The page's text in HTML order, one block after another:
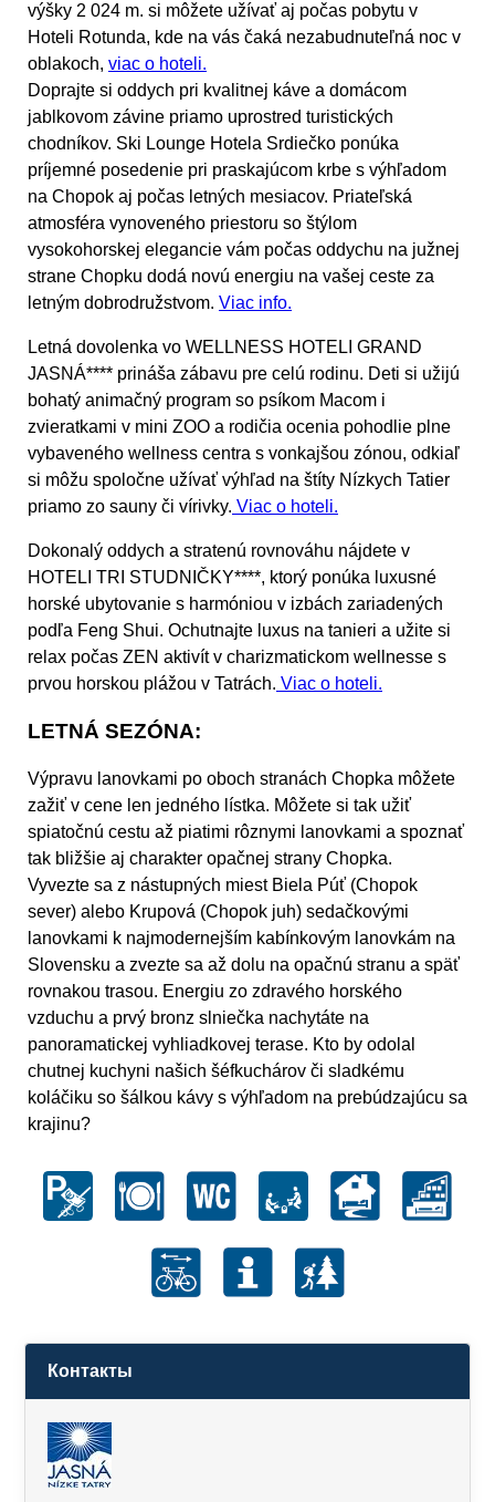
výšky 2 024 m. si môžete užívať aj počas pobytu v
Hoteli Rotunda, kde na vás čaká nezabudnuteľná noc v
oblakoch, viac o hoteli.
Doprajte si oddych pri kvalitnej káve a domácom
jablkovom závine priamo uprostred turistických
chodníkov. Ski Lounge Hotela Srdiečko ponúka
príjemné posedenie pri praskajúcom krbe s výhľadom
na Chopok aj počas letných mesiacov. Priateľská
atmosféra vynoveného priestoru so štýlom
vysokohorskej elegancie vám počas oddychu na južnej
strane Chopku dodá novú energiu na vašej ceste za
letným dobrodružstvom. Viac info.
Letná dovolenka vo WELLNESS HOTELI GRAND
JASNÁ**** prináša zábavu pre celú rodinu. Deti si užijú
bohatý animačný program so psíkom Macom i
zvieratkami v mini ZOO a rodičia ocenia pohodlie plne
vybaveného wellness centra s vonkajšou zónou, odkiaľ
si môžu spoločne užívať výhľad na štíty Nízkych Tatier
priamo zo sauny či vírivky. Viac o hoteli.
Dokonalý oddych a stratenú rovnováhu nájdete v
HOTELI TRI STUDNIČKY****, ktorý ponúka luxusné
horské ubytovanie s harmóniou v izbách zariadených
podľa Feng Shui. Ochutnajte luxus na tanieri a užite si
relax počas ZEN aktivít v charizmatickom wellnesse s
prvou horskou plážou v Tatrách. Viac o hoteli.
LETNÁ SEZÓNA:
Výpravu lanovkami po oboch stranách Chopka môžete
zažiť v cene len jedného lístka. Môžete si tak užiť
spiatočnú cestu až piatimi rôznymi lanovkami a spoznať
tak bližšie aj charakter opačnej strany Chopka.
Vyvezte sa z nástupných miest Biela Púť (Chopok
sever) alebo Krupová (Chopok juh) sedačkovými
lanovkami k najmodernejším kabínkovým lanovkám na
Slovensku a zvezte sa až dolu na opačnú stranu a späť
rovnakou trasou. Energiu zo zdravého horského
vzduchu a prvý bronz slniečka nachytáte na
panoramatickej vyhliadkovej terase. Kto by odolal
chutnej kuchyni našich šéfkuchárov či sladkému
koláčiku so šálkou kávy s výhľadom na prebúdzajúcu sa
krajinu?
Контакты